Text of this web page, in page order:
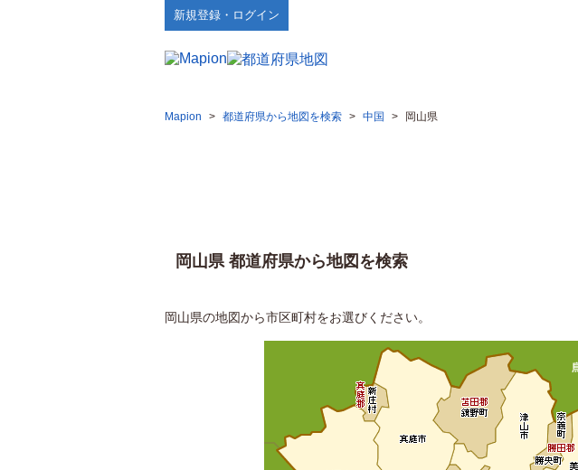
新規登録・ログイン
Mapion > 都道府県から地図を検索 > 中国 > 岡山県
岡山県 都道府県から地図を検索
岡山県の地図から市区町村をお選びください。